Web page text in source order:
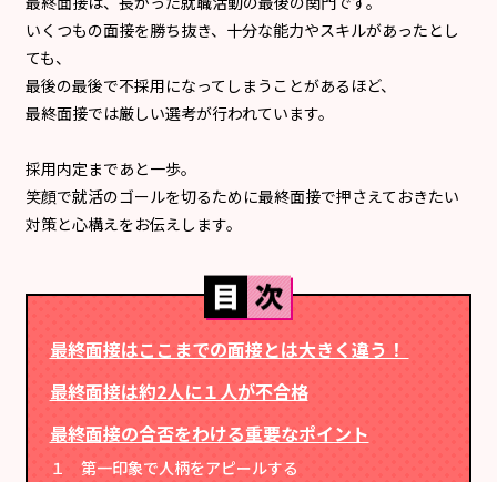
いくつもの面接を勝ち抜き、十分な能力やスキルがあったとし
ても、
最後の最後で不採用になってしまうことがあるほど、
最終面接では厳しい選考が行われています。
採用内定まであと一歩。
笑顔で就活のゴールを切るために最終面接で押さえておきたい
対策と心構えをお伝えします。
最終面接はここまでの面接とは大きく違う！
最終面接は約2人に１人が不合格
最終面接の合否をわける重要なポイント
１ 第一印象で人柄をアピールする